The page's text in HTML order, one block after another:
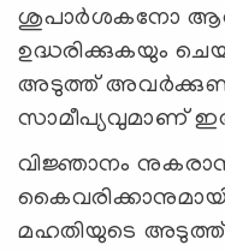
ശുപാർശകനോ
ഉദ്ധരിക്കുകയും
അടുത്ത്
സാമീപ്യവുമാണ്
വിജ്ഞാനം
മഹതിയുടെ അടുത്ത്